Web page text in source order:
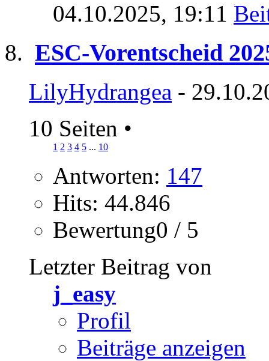
04.10.2025, 19:11
ESC-Vorentscheid
LilyHydrangea -
10 Seiten •
1 2 3 4 5 ... 10
Antworten: 147
Hits: 44.846
Bewertung0 / 5
Letzter Beitrag von
j_easy
Profil
Beiträge anzeigen